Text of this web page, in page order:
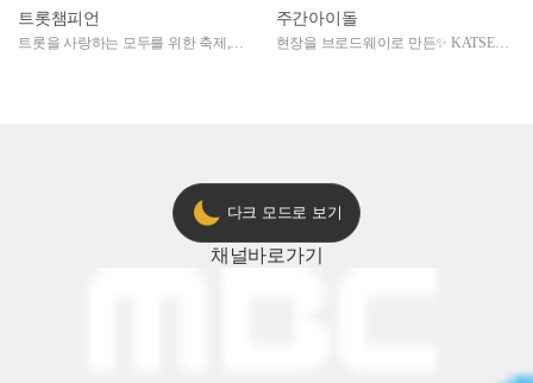
트롯챔피언
트롯을 사랑하는 모두를 위한 축제,
주간아이돌
현장을 브로드웨이로 만든✨ KATSEYE
다크 모드로 보기
채널바로가기